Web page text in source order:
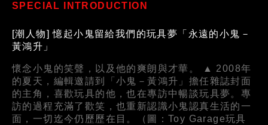
SPECIAL INTRODUCTION
[潮人物] 憶起小鬼留給我們的玩具夢「永遠的小鬼－
黃鴻升」
懷念小鬼的笑聲，以及他的爽朗與才華。 ▲ 2008年
的夏天，編輯邀請到「小鬼－黃鴻升」擔任雜誌封面
的主角，喜歡玩具的他，也在專訪中暢談玩具夢。專
訪的過程充滿了歡笑，也重新認識小鬼認真生活的一
面，一切迄今仍歷歷在目。（圖：Toy Garage玩具